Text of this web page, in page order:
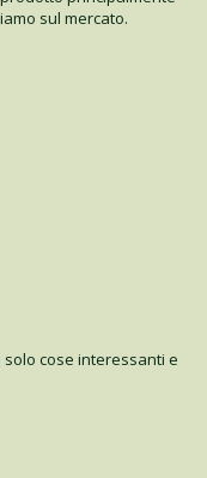
sul mercato.
cose interessanti e